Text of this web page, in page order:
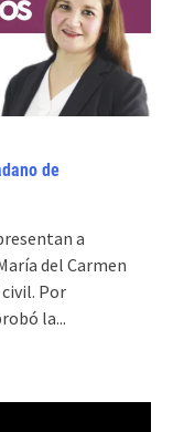
de
a
del Carmen
Por
la...